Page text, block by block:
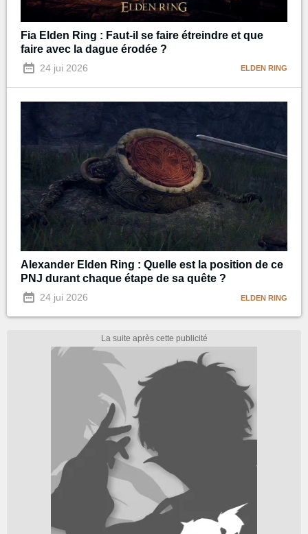
Fia Elden Ring : Faut-il se faire étreindre et que
faire avec la dague érodée ?
24 jui 2026 ELDEN RING
Alexander Elden Ring : Quelle est la position de ce
PNJ durant chaque étape de sa quête ?
24 jui 2026 ELDEN RING